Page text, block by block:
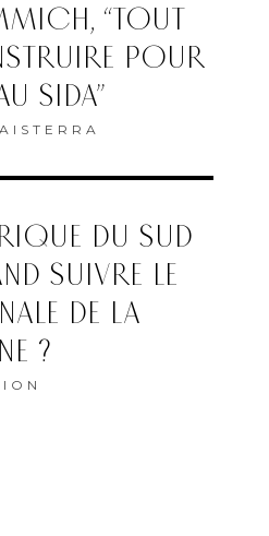
“TOUT
POUR
SIDA”
DU SUD
SUIVRE LE
DE LA
?